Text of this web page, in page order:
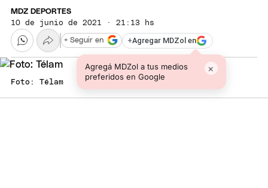
MDZ DEPORTES
10 de junio de 2021 · 21:13 hs
+Agregar MDZol en
Agregá MDZol a tus medios
preferidos en Google
×
+ Seguir en
Foto: Télam